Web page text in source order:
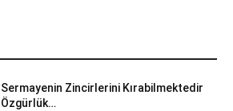
Sermayenin Zincirlerini Kırabilmektedir
Özgürlük…